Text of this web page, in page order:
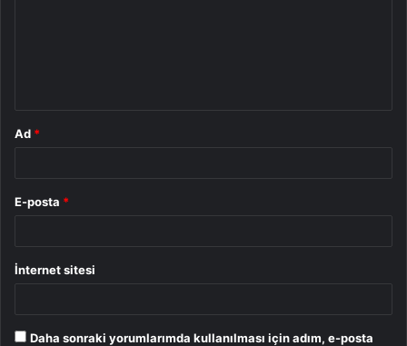
Ad *
E-posta *
İnternet sitesi
Daha sonraki yorumlarımda kullanılması için adım, e-posta